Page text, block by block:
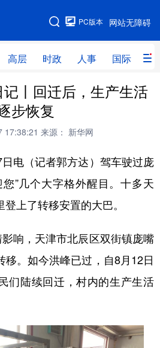
网站无障碍
PC版本
高层 时政 人事 国际 财
网站地图
时政 人事
网评
全球连线
量子 体育
健康 军事
件 金融 汽车
信息化 数字经济
银龄 溯源中国
时尚 悦读
丨回迁后，生产生活
步恢复
17:38:21 来源： 新华网
（记者郭方达）驾车驶过庞
”几个大字格外醒目。十多天
上了转移安置的大巴。
，天津市北辰区双街镇庞嘴
。如今洪峰已过，自8月12日
们陆续回迁，村内的生产生活